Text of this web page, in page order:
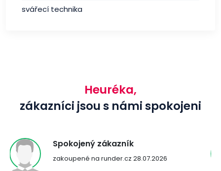
svářecí technika
Heuréka,
zákazníci jsou s námi spokojeni
Spokojený zákazník
zakoupené na runder.cz 28.07.2026